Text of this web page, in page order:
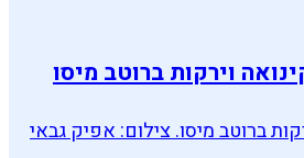
וירקות ברוטב מיסו